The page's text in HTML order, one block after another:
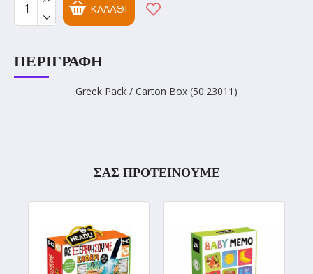
ΚΑΛΆΘΙ
ΠΕΡΙΓΡΑΦΉ
Greek Pack / Carton Box (50.23011)
ΣΑΣ ΠΡΟΤΕΙΝΟΥΜΕ